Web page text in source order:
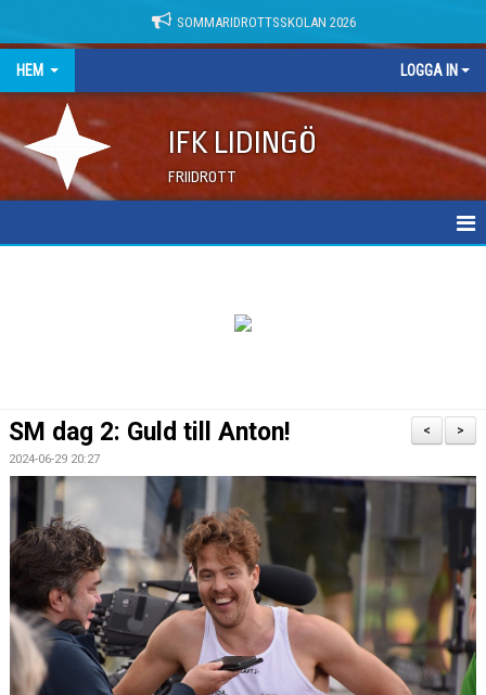
SOMMARIDROTTSSKOLAN 2026
HEM LOGGA IN
IFK LIDINGÖ
FRIIDROTT
>
<
SM dag 2: Guld till Anton!
2024-06-29 20:27